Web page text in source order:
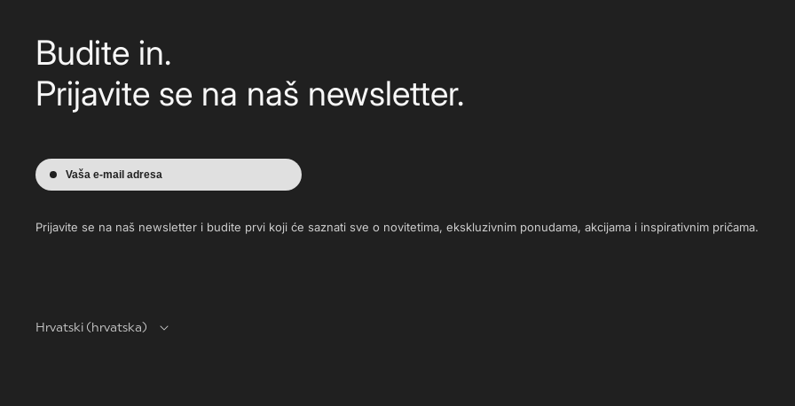
Budite in.
Prijavite se na naš newsletter.
Vaša e-mail adresa
Prijavite se na naš newsletter i budite prvi koji će saznati sve o novitetima, ekskluzivnim ponudama, akcijama i inspirativnim pričama.
Hrvatski (hrvatska)